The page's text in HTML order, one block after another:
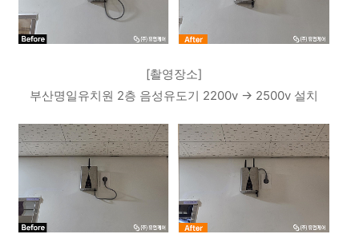
[촬영장소]
부산명일유치원 2층 음성유도기 2200v -> 2500v 설치